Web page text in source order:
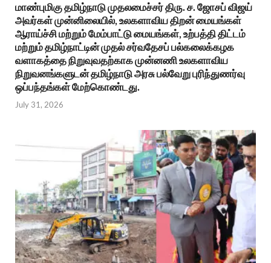
மாண்புமிகு தமிழ்நாடு முதலமைச்சர் திரு. ச. ஜோசப் விஜய்
அவர்கள் முன்னிலையில், உலகளாவிய திறன் மையங்கள்
ஆராய்ச்சி மற்றும் மேம்பாட்டு மையங்கள், உற்பத்தி திட்டம்
மற்றும் தமிழ்நாட்டின் முதல் சர்வதேசப் பல்கலைக்கழக
வளாகத்தை நிறுவுவதற்காக முன்னணி உலகளாவிய
நிறுவனங்களுடன் தமிழ்நாடு அரசு பல்வேறு புரிந்துணர்வு
ஒப்பந்தங்கள் மேற்கொண்டது.
July 31, 2026